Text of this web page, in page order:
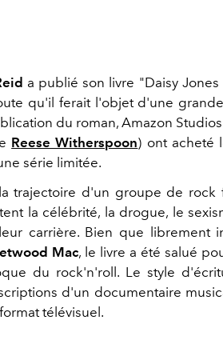
a publié son livre "Daisy
qu'il ferait l'objet d'une
du roman, Amazon
Reese Witherspoon) ont acheté
série limitée.
trajectoire d'un groupe de rock
la célébrité, la drogue, le
carrière. Bien que librement
Mac, le livre a été salué
du rock'n'roll. Le style
d'un documentaire
télévisuel.